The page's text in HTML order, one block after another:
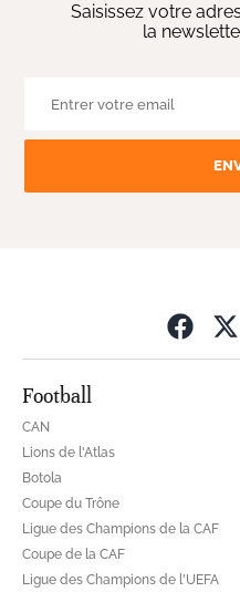
Saisissez votre
la
Football
CAN
Lions de l'Atlas
Botola
Coupe du Trône
Ligue des Champions de la CAF
Coupe de la CAF
Ligue des Champions de l'UEFA